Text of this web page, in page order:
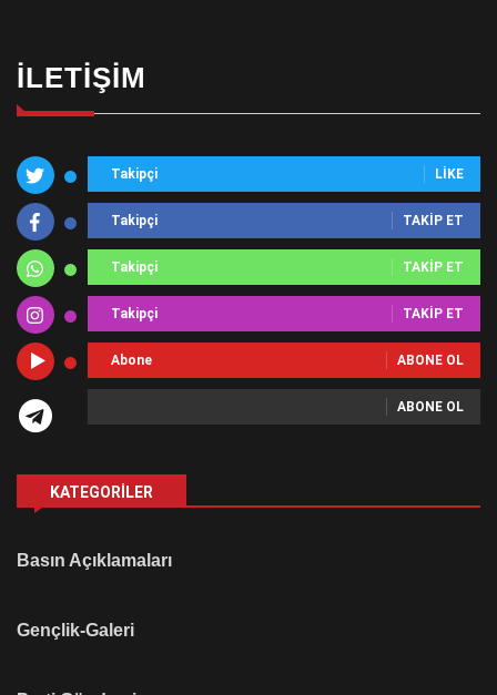
İLETIŞIM
Takipçi LIKE
Takipçi TAKIP ET
Takipçi TAKIP ET
Takipçi TAKIP ET
Abone ABONE OL
ABONE OL
KATEGORILER
Basın Açıklamaları
Gençlik-Galeri